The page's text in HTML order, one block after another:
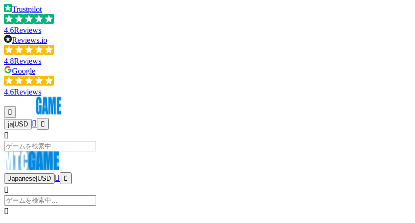
Trustpilot
4.6Reviews
Reviews.io
4.8Reviews
Google
4.6Reviews
ja| USD
Japanese USD